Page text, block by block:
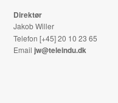
Direktør
Jakob Willer
Telefon [+45] 20 10 23 65
Email jw@teleindu.dk